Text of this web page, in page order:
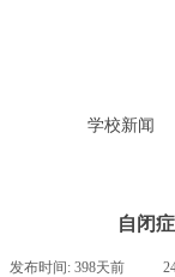
学校新闻
自闭
发布时间: 398天前